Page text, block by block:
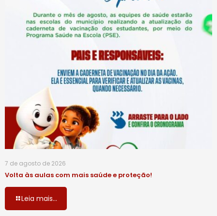
7 de agosto de 2026
Volta às aulas com mais saúde e proteção!
Leia mais...